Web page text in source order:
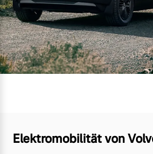
Elektromobilität von